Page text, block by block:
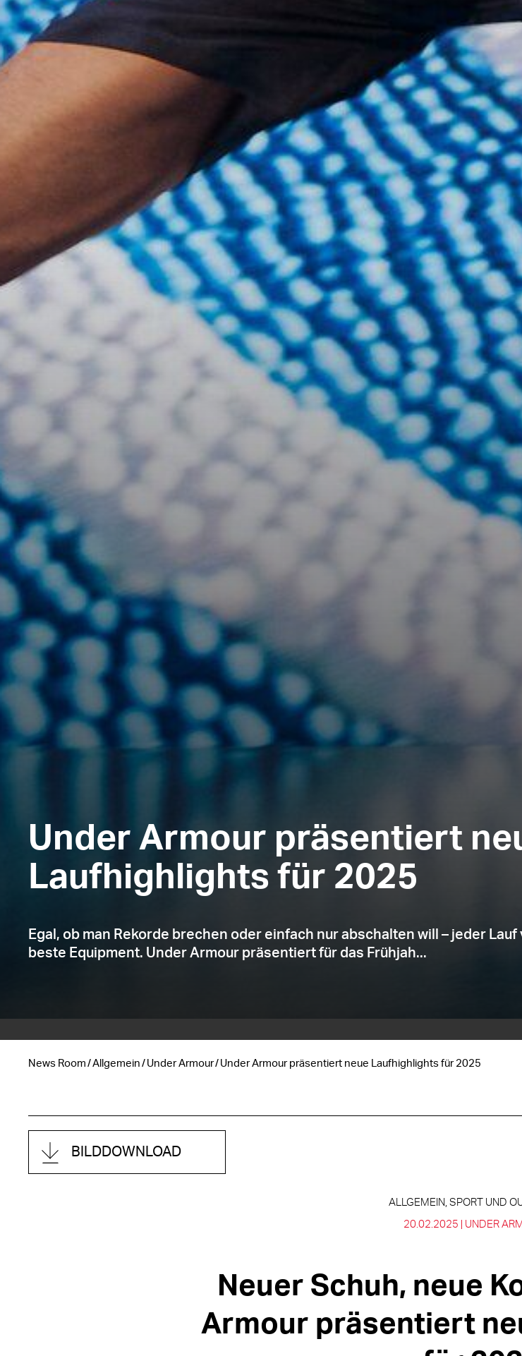
Under Armour präsentiert
Laufhighlights für 2025
Egal, ob man Rekorde brechen oder einfach nur abschalten will – jeder
beste Equipment. Under Armour präsentiert für das Frühjah...
News Room Allgemein Under Armour Under Armour präsentiert neue Laufhighlights für 2025
BILDDOWNLOAD
ALLGEMEIN, SPORT UND
20.02.2025 | UNDER
Neuer Schuh, neue
Armour präsentiert